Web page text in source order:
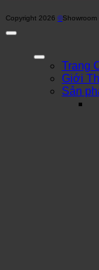
Copyright 2026 ©
Trang
Giới
Sản